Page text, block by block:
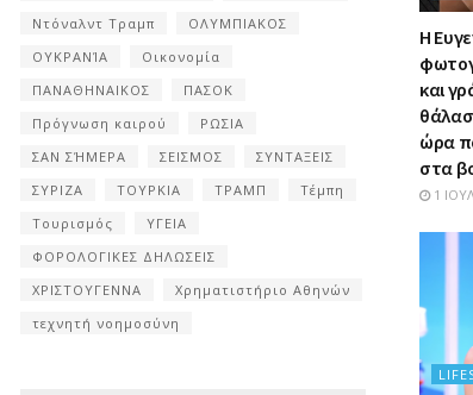
Η
και
ώρα
στα
1
Ντόναλντ Τραμπ
ΟΛΥΜΠΙΑΚΟΣ
ΟΥΚΡΑΝΊΑ
Οικονομία
ΠΑΝΑΘΗΝΑΙΚΟΣ
ΠΑΣΟΚ
Πρόγνωση καιρού
ΡΩΣΙΑ
ΣΑΝ ΣΉΜΕΡΑ
ΣΕΙΣΜΟΣ
ΣΥΝΤΑΞΕΙΣ
ΣΥΡΙΖΑ
ΤΟΥΡΚΙΑ ΤΡΑΜΠ
Τέμπη
Τουρισμός
ΥΓΕΙΑ
ΦΟΡΟΛΟΓΙΚΕΣ ΔΗΛΩΣΕΙΣ
ΧΡΙΣΤΟΥΓΕΝΝΑ
Χρηματιστήριο Αθηνών
τεχνητή νοημοσύνη